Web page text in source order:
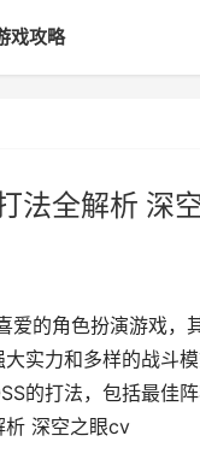
戏攻略
法全解析 深
爱的角色扮演游戏，
实力和多样的战斗
的打法，包括最佳
析 深空之眼cv